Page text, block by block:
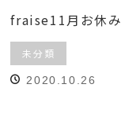
fraise11月お休み
未分類
2020.10.26